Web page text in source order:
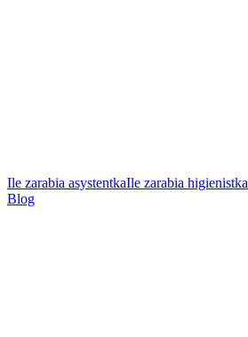
Ile zarabia asystentkaIle zarabia higienistka
Blog